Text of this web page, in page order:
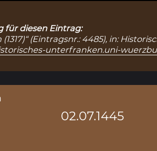
für diesen Eintrag:
(Eintragsnr.: 4485), in:
unterfranken.uni-
02.07.1445